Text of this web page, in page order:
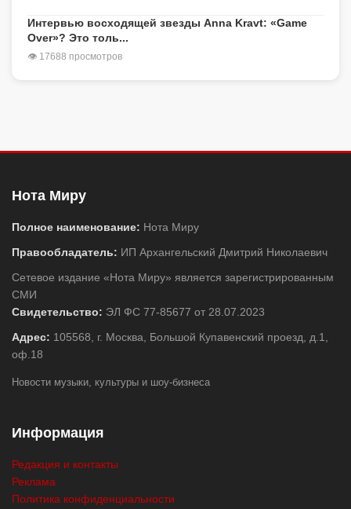
Интервью восходящей звезды Anna Kravt: «Game
Over»? Это толь...
👁 17688 просмотров
Нота Миру
Полное наименование: Нота Миру
Правообладатель: ИП Архангельский Дмитрий Николаевич
Сетевое издание «Нота Миру» является зарегистрированным
СМИ
Свидетельство: ЭЛ ФС 77-85677 от 28.07.2023
Адрес: 105568, г. Москва, Большой Купавенский проезд, д.1,
оф.18
Новости музыки, культуры и шоу-бизнеса
Информация
Редакция и контакты
Реклама
Политика конфиденциальности